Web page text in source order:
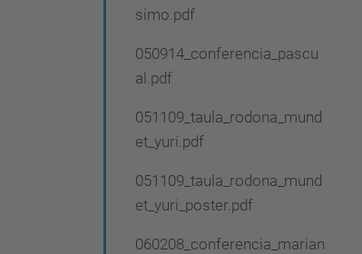
simo.pdf
050914_conferencia_pascu
al.pdf
051109_taula_rodona_mund
et_yuri.pdf
051109_taula_rodona_mund
et_yuri_poster.pdf
060208_conferencia_marian